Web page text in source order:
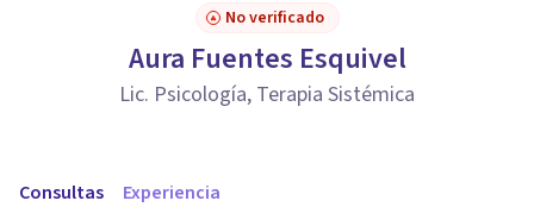
No verificado
Aura Fuentes Esquivel
Lic. Psicología, Terapia Sistémica
Consultas Experiencia